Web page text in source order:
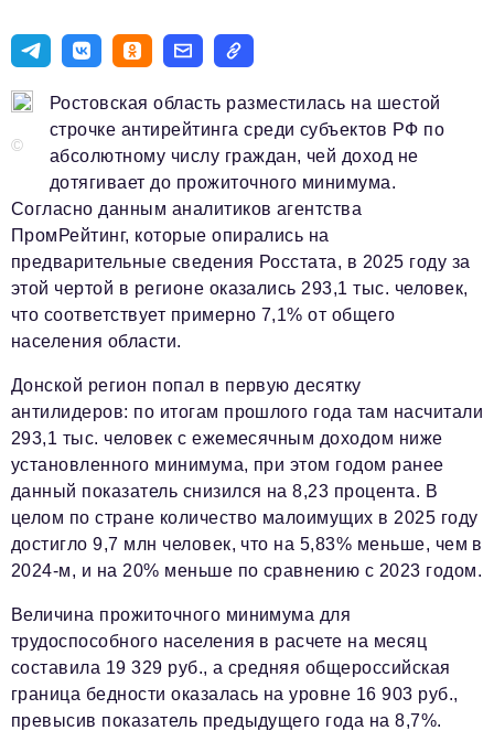
Право
Персона
Инвестиции
Управление
Красота и здоровье
Энергетика
Недвижимость
Мнение
Технологии
Политика
Промышленность
Ритейл
©
Ростовская область разместилась на шестой
строчке антирейтинга среди субъектов РФ по
абсолютному числу граждан, чей доход не
дотягивает до прожиточного минимума.
Согласно данным аналитиков агентства
ПромРейтинг, которые опирались на
предварительные сведения Росстата, в 2025 году за
этой чертой в регионе оказались 293,1 тыс. человек,
что соответствует примерно 7,1% от общего
населения области.
Донской регион попал в первую десятку
антилидеров: по итогам прошлого года там насчитали
293,1 тыс. человек с ежемесячным доходом ниже
установленного минимума, при этом годом ранее
данный показатель снизился на 8,23 процента. В
целом по стране количество малоимущих в 2025 году
достигло 9,7 млн человек, что на 5,83% меньше, чем в
2024-м, и на 20% меньше по сравнению с 2023 годом.
Величина прожиточного минимума для
трудоспособного населения в расчете на месяц
составила 19 329 руб., а средняя общероссийская
граница бедности оказалась на уровне 16 903 руб.,
превысив показатель предыдущего года на 8,7%.